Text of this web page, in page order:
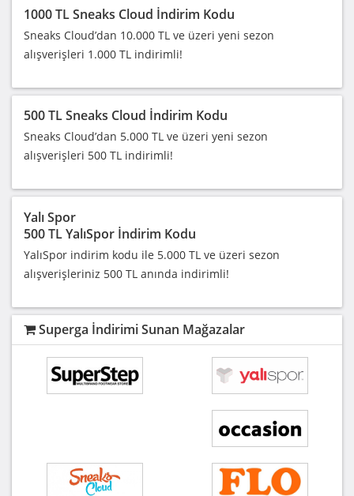
1000 TL Sneaks Cloud İndirim Kodu
Sneaks Cloud’dan 10.000 TL ve üzeri yeni sezon
alışverişleri 1.000 TL indirimli!
500 TL Sneaks Cloud İndirim Kodu
Sneaks Cloud’dan 5.000 TL ve üzeri yeni sezon
alışverişleri 500 TL indirimli!
Yalı Spor
500 TL YalıSpor İndirim Kodu
YalıSpor indirim kodu ile 5.000 TL ve üzeri sezon
alışverişleriniz 500 TL anında indirimli!
Superga İndirimi Sunan Mağazalar